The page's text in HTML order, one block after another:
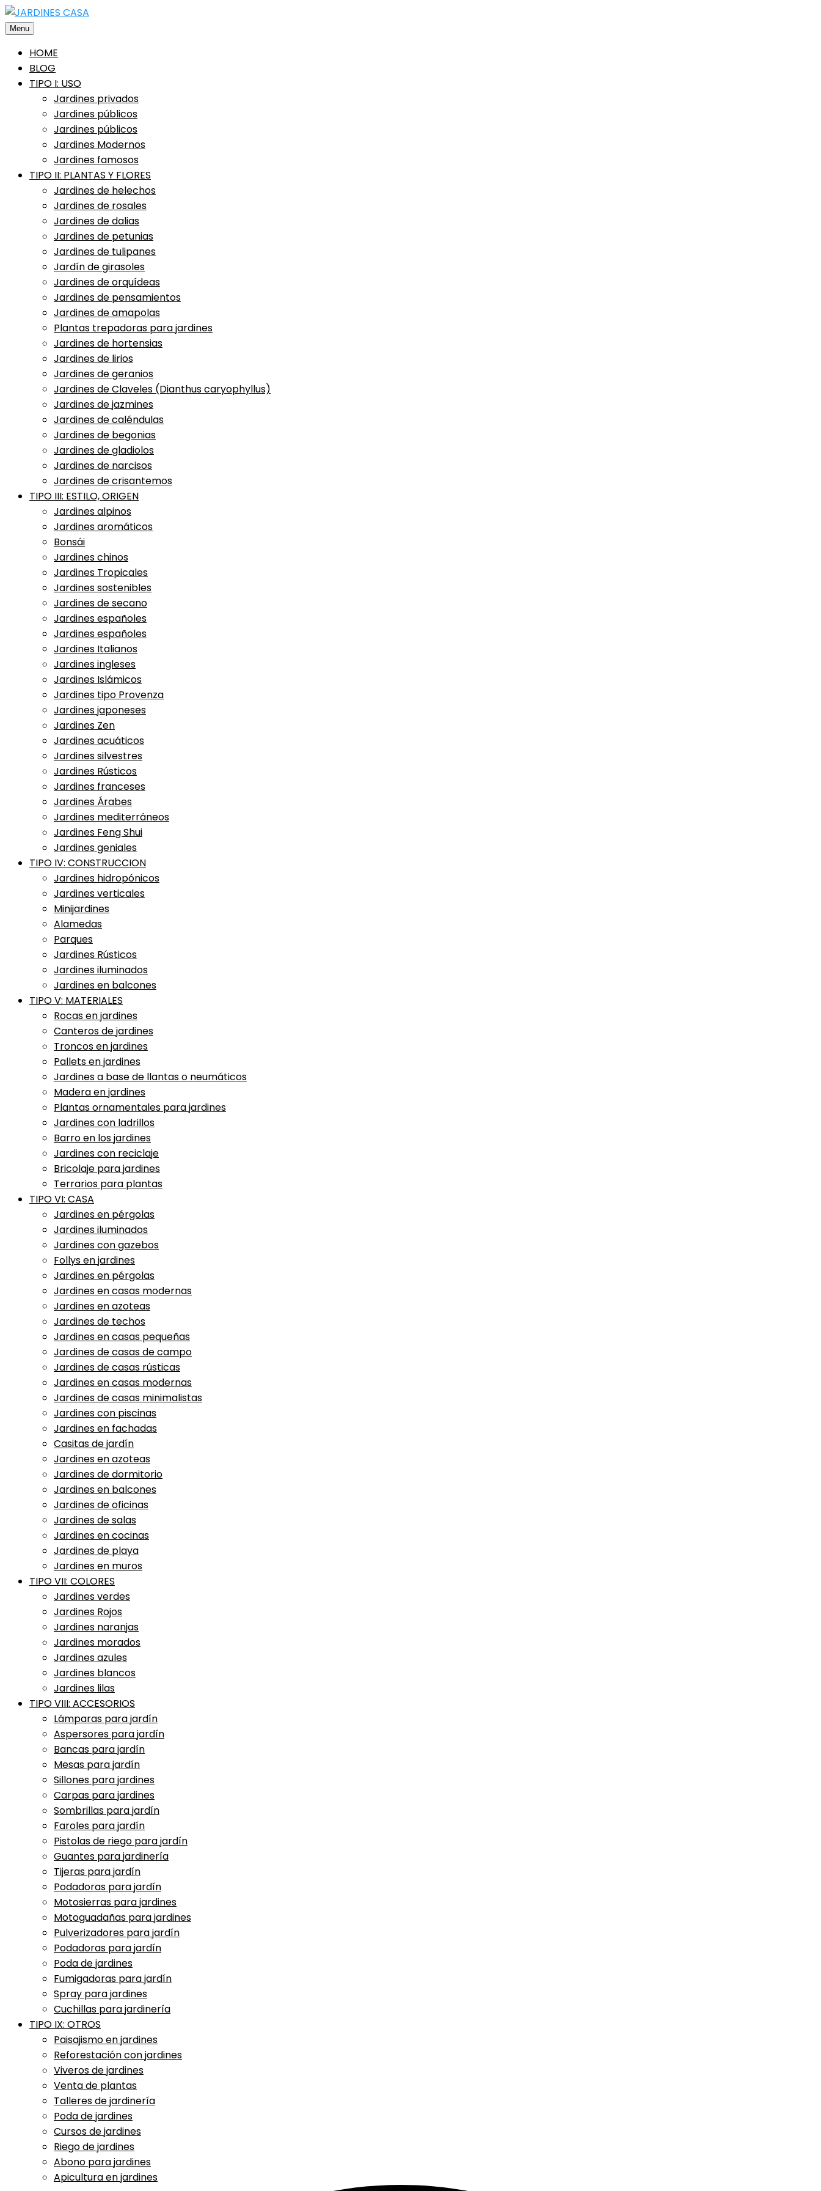
Saltar
alMenu
HOME
BLOG
TIPO I: USO
Jardines privados
Jardines públicos
Jardines públicos
Jardines Modernos
Jardines famosos
TIPO II: PLANTAS Y FLORES
Jardines de helechos
Jardines de rosales
Jardines de dalias
Jardines de petunias
Jardines de tulipanes
Jardín de girasoles
Jardines de orquídeas
Jardines de pensamientos
Jardines de amapolas
Plantas trepadoras para jardines
Jardines de hortensias
Jardines de lirios
Jardines de geranios
Jardines de Claveles (Dianthus caryophyllus)
Jardines de jazmines
Jardines de caléndulas
Jardines de begonias
Jardines de gladiolos
Jardines de narcisos
Jardines de crisantemos
TIPO III: ESTILO, ORIGEN
Jardines alpinos
Jardines aromáticos
Bonsái
Jardines chinos
Jardines Tropicales
Jardines sostenibles
Jardines de secano
Jardines españoles
Jardines españoles
Jardines Italianos
Jardines ingleses
Jardines Islámicos
Jardines tipo Provenza
Jardines japoneses
Jardines Zen
Jardines acuáticos
Jardines silvestres
Jardines Rústicos
Jardines franceses
Jardines Árabes
Jardines mediterráneos
Jardines Feng Shui
Jardines geniales
TIPO IV: CONSTRUCCION
Jardines hidropónicos
Jardines verticales
Minijardines
Alamedas
Parques
Jardines Rústicos
Jardines iluminados
Jardines en balcones
TIPO V: MATERIALES
Rocas en jardines
Canteros de jardines
Troncos en jardines
Pallets en jardines
Jardines a base de llantas o neumáticos
Madera en jardines
Plantas ornamentales para jardines
Jardines con ladrillos
Barro en los jardines
Jardines con reciclaje
Bricolaje para jardines
Terrarios para plantas
TIPO VI: CASA
Jardines en pérgolas
Jardines iluminados
Jardines con gazebos
Follys en jardines
Jardines en pérgolas
Jardines en casas modernas
Jardines en azoteas
Jardines de techos
Jardines en casas pequeñas
Jardines de casas de campo
Jardines de casas rústicas
Jardines en casas modernas
Jardines de casas minimalistas
Jardines con piscinas
Jardines en fachadas
Casitas de jardín
Jardines en azoteas
Jardines de dormitorio
Jardines en balcones
Jardines de oficinas
Jardines de salas
Jardines en cocinas
Jardines de playa
Jardines en muros
TIPO VII: COLORES
Jardines verdes
Jardines Rojos
Jardines naranjas
Jardines morados
Jardines azules
Jardines blancos
Jardines lilas
TIPO VIII: ACCESORIOS
Lámparas para jardín
Aspersores para jardín
Bancas para jardín
Mesas para jardín
Sillones para jardines
Carpas para jardines
Sombrillas para jardín
Faroles para jardín
Pistolas de riego para jardín
Guantes para jardinería
Tijeras para jardín
Podadoras para jardín
Motosierras para jardines
Motoguadañas para jardines
Pulverizadores para jardín
Podadoras para jardín
Poda de jardines
Fumigadoras para jardín
Spray para jardines
Cuchillas para jardinería
TIPO IX: OTROS
Paisajismo en jardines
Reforestación con jardines
Viveros de jardines
Venta de plantas
Talleres de jardinería
Poda de jardines
Cursos de jardines
Riego de jardines
Abono para jardines
Apicultura en jardines